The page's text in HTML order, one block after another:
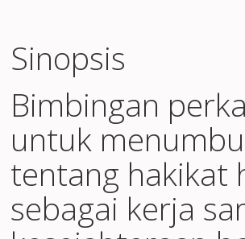
Sinopsis
Bimbingan
untuk
tentang hakikat
sebagai kerja